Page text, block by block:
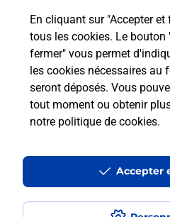
En cliquant sur "Accepter
tous les cookies. Le bouton
fermer" vous permet
les cookies nécessaires au
seront déposés. Vous
tout moment ou obtenir
notre politique de cookies.
Accepter
Localiser Liste Manche
Accessibilité : partiellement
Conditions contractuelles